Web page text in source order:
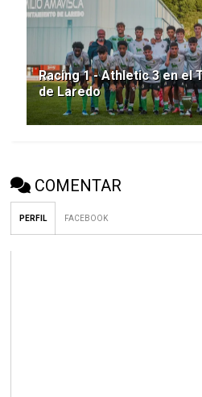
Racing 1 - Athletic 3 en el
de Laredo
COMENTAR
PERFIL FACEBOOK